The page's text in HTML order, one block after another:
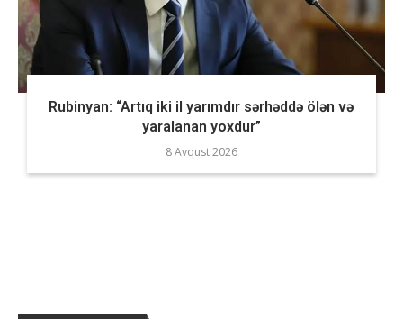
Rubinyan: “Artıq iki il yarımdır sərhəddə ölən və
yaralanan yoxdur”
8 Avqust 2026